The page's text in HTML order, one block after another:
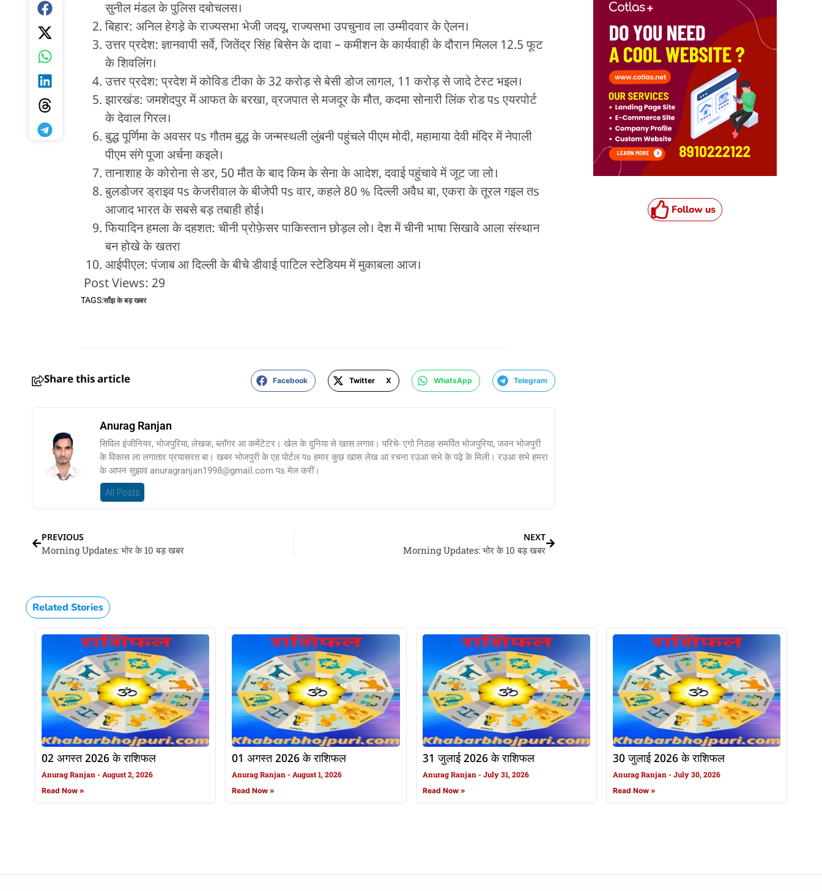
सुनील मंडल के पुलिस दबोचलस।
बिहार: अनिल हेगड़े के राज्यसभा भेजी जदयू, राज्यसभा उपचुनाव ला उम्मीदवार के ऐलन।
उत्तर प्रदेश: ज्ञानवापी सर्वे, जितेंद्र सिंह बिसेन के दावा – कमीशन के कार्यवाही के दौरान मिलल 12.5 फूट
के शिवलिंग।
उत्तर प्रदेश: प्रदेश में कोविड टीका के 32 करोड़ से बेसी डोज लागल, 11 करोड़ से जादे टेस्ट भइल।
झारखंड: जमशेदपुर में आफत के बरखा, व्रजपात से मजदूर के मौत, कदमा सोनारी लिंक रोड पs एयरपोर्ट
के देवाल गिरल।
बुद्ध पूर्णिमा के अवसर पs गौतम बुद्ध के जन्मस्थली लुंबनी पहुंचले पीएम मोदी, महामाया देवी मंदिर में नेपाली
पीएम संगे पूजा अर्चना कइले।
तानाशाह के कोराेना से डर, 50 मौत के बाद किम के सेना के आदेश, दवाई पहुंचावे में जूट जा लो।
बुलडोजर ड्राइव पs केजरीवाल के बीजेपी पs वार, कहले 80 % दिल्ली अवैध बा, एकरा के तूरल गइल तs
आजाद भारत के सबसे बड़ तबाही होई।
फियादिन हमला के दहशत: चीनी प्रोफ़ेसर पाकिस्तान छोड़ल लो। देश में चीनी भाषा सिखावे आला संस्थान
बन होखे के खतरा
आईपीएल: पंजाब आ दिल्ली के बीचे डीवाई पाटिल स्टेडियम में मुकाबला आज।
Post Views: 29
TAGS:साँझ के बड़ खबर
Share this article Facebook Twitter X WhatsApp Telegram
Anurag Ranjan
सिविल इंजीनियर, भोजपुरिया, लेखक, ब्लॉगर आ कमेंटेटर। खेल के दुनिया से खास लगाव। परिचे- एगो निठाह समर्पित भोजपुरिया, जवन भोजपुरी
के विकास ला लगातार प्रयासरत बा। खबर भोजपुरी के एह पोर्टल पs हमार कुछ खास लेख आ रचना रउआ सभे के पढ़े के मिली। रउआ सभे हमरा
के आपन सुझाव anuragranjan1998@gmail.com पs मेल करीं।
All Posts
PREVIOUS
Morning Updates: भोर के 10 बड़ खबर
NEXT
Morning Updates: भोर के 10 बड़ खबर
Follow us
Related Stories
02 अगस्त 2026 के राशिफल
Anurag Ranjan August 2, 2026
Read Now »
01 अगस्त 2026 के राशिफल
Anurag Ranjan August 1, 2026
Read Now »
31 जुलाई 2026 के राशिफल
Anurag Ranjan July 31, 2026
Read Now »
30 जुलाई 2026 के राशिफल
Anurag Ranjan July 30, 2026
Read Now »